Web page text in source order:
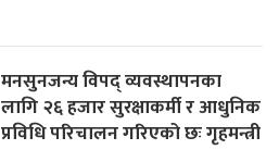
मनसुनजन्य विपद् व्यवस्थापनका
लागि २६ हजार सुरक्षाकर्मी र आधुनिक
प्रविधि परिचालन गरिएको छः गृहमन्त्री